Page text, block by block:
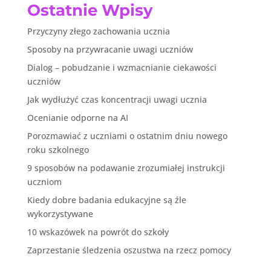
Ostatnie Wpisy
Przyczyny złego zachowania ucznia
Sposoby na przywracanie uwagi uczniów
Dialog – pobudzanie i wzmacnianie ciekawości
uczniów
Jak wydłużyć czas koncentracji uwagi ucznia
Ocenianie odporne na AI
Porozmawiać z uczniami o ostatnim dniu nowego
roku szkolnego
9 sposobów na podawanie zrozumiałej instrukcji
uczniom
Kiedy dobre badania edukacyjne są źle
wykorzystywane
10 wskazówek na powrót do szkoły
Zaprzestanie śledzenia oszustwa na rzecz pomocy